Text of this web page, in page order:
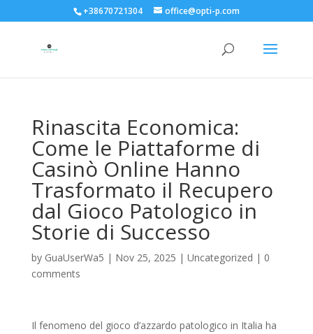
+38670721304 office@opti-p.com
Rinascita Economica:
Come le Piattaforme di
Casinò Online Hanno
Trasformato il Recupero
dal Gioco Patologico in
Storie di Successo
by GuaUserWa5 | Nov 25, 2025 | Uncategorized | 0
comments
Il fenomeno del gioco d’azzardo patologico in Italia ha